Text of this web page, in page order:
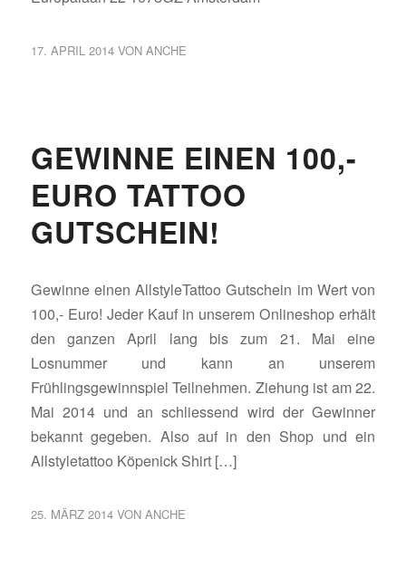
17. APRIL 2014 VON ANCHE
GEWINNE EINEN 100,-
EURO TATTOO
GUTSCHEIN!
Gewinne einen AllstyleTattoo Gutschein im Wert von
100,- Euro! Jeder Kauf in unserem Onlineshop erhält
den ganzen April lang bis zum 21. Mai eine
Losnummer und kann an unserem
Frühlingsgewinnspiel Teilnehmen. Ziehung ist am 22.
Mai 2014 und an schliessend wird der Gewinner
bekannt gegeben. Also auf in den Shop und ein
Allstyletattoo Köpenick Shirt […]
25. MÄRZ 2014 VON ANCHE